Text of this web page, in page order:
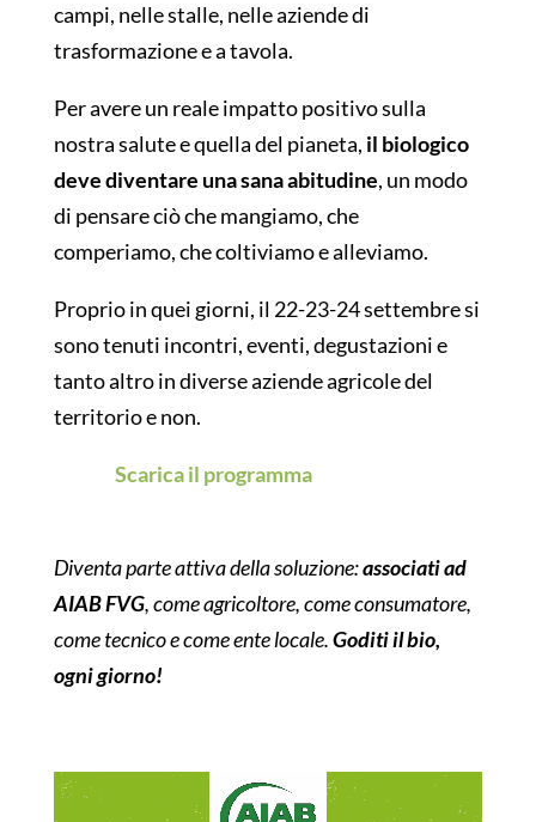
campi, nelle stalle, nelle aziende di
trasformazione e a tavola.
Per avere un reale impatto positivo sulla
nostra salute e quella del pianeta, il biologico
deve diventare una sana abitudine, un modo
di pensare ciò che mangiamo, che
comperiamo, che coltiviamo e alleviamo.
Proprio in quei giorni, il 22-23-24 settembre si
sono tenuti incontri, eventi, degustazioni e
tanto altro in diverse aziende agricole del
territorio e non.
Scarica il programma
Diventa parte attiva della soluzione:associati ad
AIAB FVG, come agricoltore, come consumatore,
come tecnico e come ente locale.Goditi il bio,
ogni giorno!